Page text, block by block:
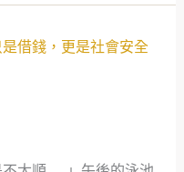
借錢，更是社會安全